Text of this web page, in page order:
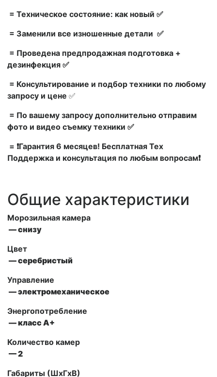
= Техническое состояние: как новый ✅
= Заменили все изношенные детали ✅
= Проведена предпродажная подготовка +
дезинфекция ✅
= Консультирование и подбор техники по любому
запросу и цене ✅
= По вашему запросу дополнительно отправим
фото и видео съемку техники ✅
= ❗Гарантия 6 месяцев! Бесплатная Тех
Поддержка и консультация по любым вопросам❗
Общие характеристики
Морозильная камера
— снизу
Цвет
— серебристый
Управление
— электромеханическое
Энергопотребление
— класс А+
Количество камер
— 2
Габариты (ШxГxВ)